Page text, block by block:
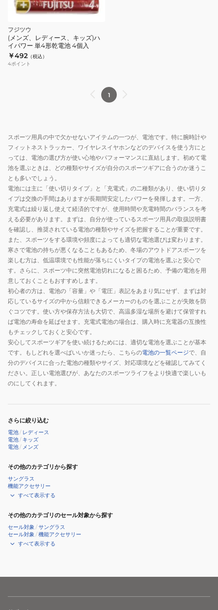
フジツウ
(メンズ、レディース、キッズ)ハ
イパワー 単4形乾電池 4個入
￥492 （税込）
4ポイント
1
スポーツ用具の中で欠かせないアイテムの一つが、電池です。特に腕時計や
フィットネストラッカー、ワイヤレスイヤホンなどのデバイスを使う方にと
っては、電池の選び方が使い心地やパフォーマンスに直結します。初めて電
池を選ぶときは、どの種類やサイズが自分のスポーツギアに合うのか迷うこ
とも多いでしょう。
電池には主に「使い切りタイプ」と「充電式」の二種類があり、使い切りタ
イプは交換の手間はありますが長期間安定したパワーを発揮します。一方、
充電式は繰り返し使えて経済的ですが、使用時間や充電時間のバランスを考
える必要があります。まずは、自分が使っているスポーツ用具の取扱説明書
を確認し、推奨されている電池の種類やサイズを把握することが重要です。
また、スポーツをする環境や頻度によっても適切な電池選びは変わります。
寒さで電池の持ちが悪くなることもあるため、冬場のアウトドアスポーツを
楽しむ方は、低温環境でも性能が落ちにくいタイプの電池を選ぶと安心で
す。さらに、スポーツ中に突然電池切れになると困るため、予備の電池を用
意しておくこともおすすめします。
初心者の方は、電池の「容量」や「電圧」表記をあまり気にせず、まずは対
応しているサイズの中から信頼できるメーカーのものを選ぶことが失敗を防
ぐコツです。使い方や保存方法も大切で、高温多湿な場所を避けて保管すれ
ば電池の寿命を延ばせます。充電式電池の場合は、購入時に充電器の互換性
もチェックしておくと安心です。
安心してスポーツギアを使い続けるためには、適切な電池を選ぶことが基本
です。もしどれを選べばいいか迷ったら、こちらの電池の一覧ページで、自
分のデバイスに合った電池の種類やサイズ、対応環境などを確認してみてく
ださい。正しい電池選びが、あなたのスポーツライフをより快適で楽しいも
のにしてくれます。
さらに絞り込む
電池/ レディース
電池/ キッズ
電池/ メンズ
その他のカテゴリから探す
サングラス
機能アクセサリー
すべて表示する
その他のカテゴリのセール対象から探す
セール対象 /サングラス
セール対象 /機能アクセサリー
すべて表示する